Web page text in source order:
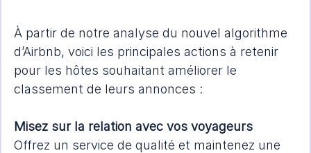
À partir de notre analyse du nouvel algorithme
d’Airbnb, voici les principales actions à retenir
pour les hôtes souhaitant améliorer le
classement de leurs annonces :
Misez sur la relation avec vos voyageurs
Offrez un service de qualité et maintenez une